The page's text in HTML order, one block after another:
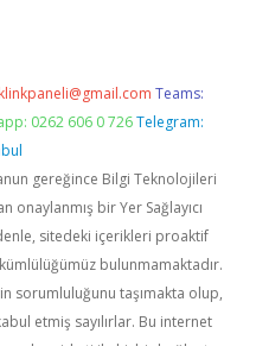
Teams:
0262 606 0 726 Telegram:
gereğince Bilgi Teknolojileri
onaylanmış bir Yer Sağlayıcı
sitedeki içerikleri proaktif
bulunmamaktadır.
sorumluluğunu taşımakta olup,
etmiş sayılırlar. Bu internet